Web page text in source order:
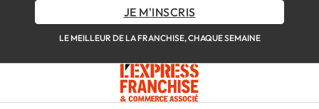
JE M'INSCRIS
LE MEILLEUR DE LA FRANCHISE, CHAQUE SEMAINE